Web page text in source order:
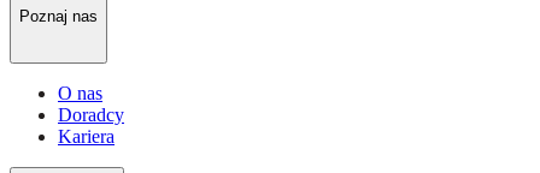
Poznaj nas
O nas
Doradcy
Kariera